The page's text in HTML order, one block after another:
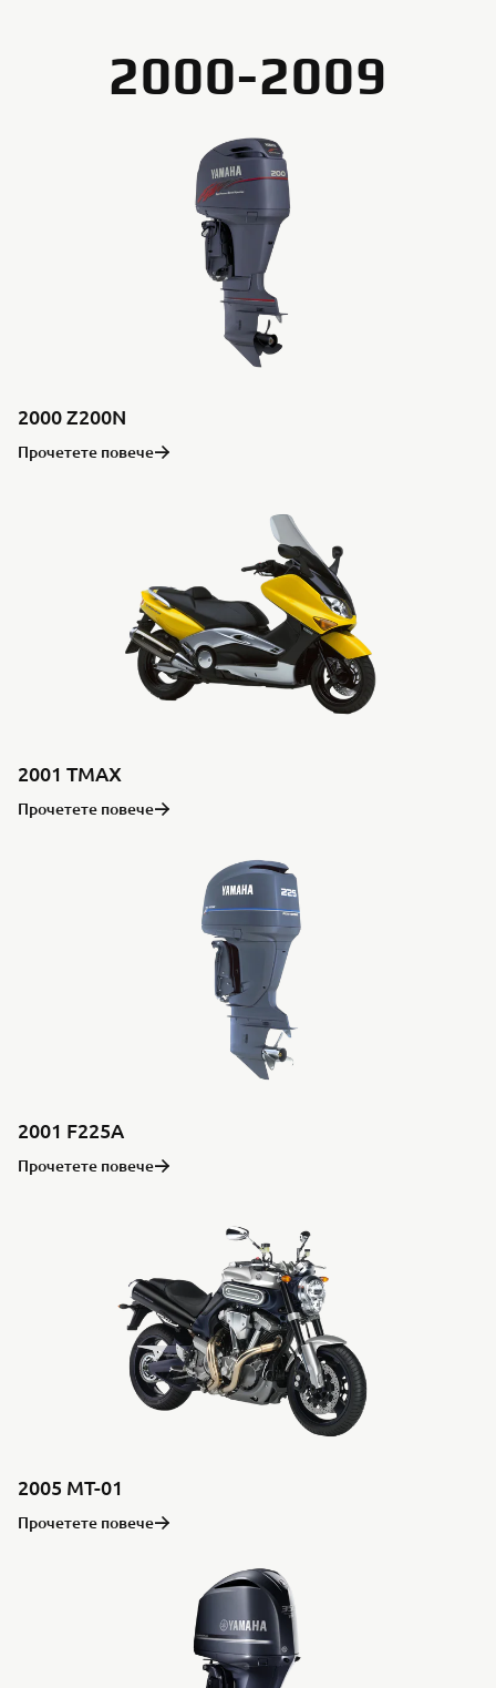
2000-2009
2000 Z200N
Прочетете повече
2001 TMAX
Прочетете повече
2001 F225A
Прочетете повече
2005 MT-01
Прочетете повече